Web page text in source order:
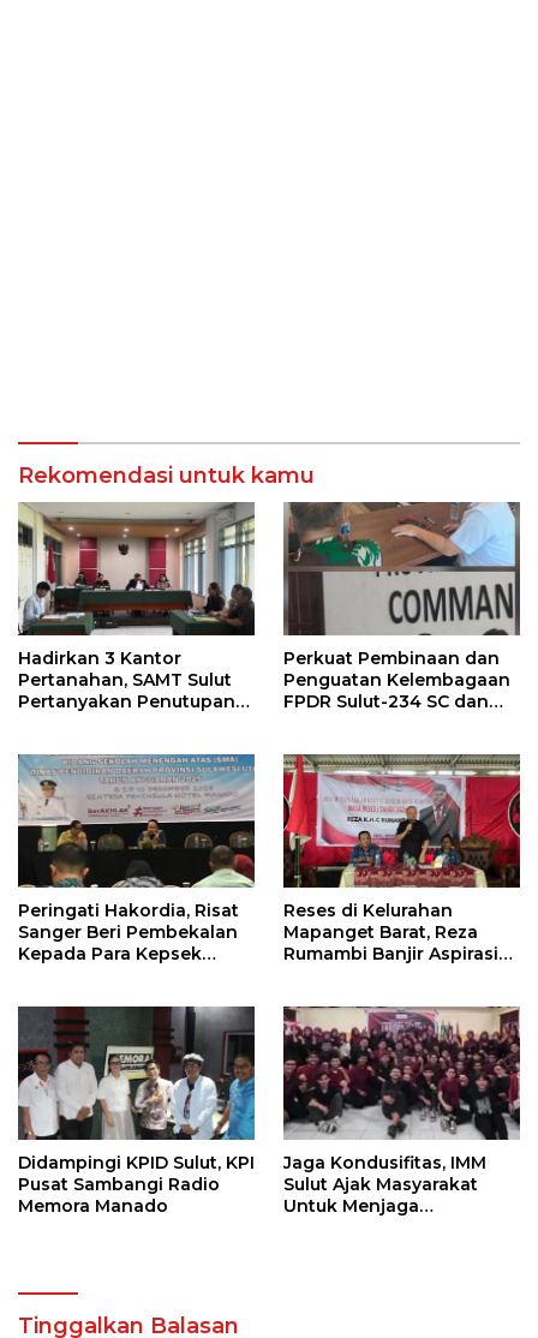
Rekomendasi untuk kamu
Hadirkan 3 Kantor
Pertanahan, SAMT Sulut
Pertanyakan Penutupan
Perkuat Pembinaan dan
Penguatan Kelembagaan
FPDR Sulut-234 SC dan
Peringati Hakordia, Risat
Sanger Beri Pembekalan
Kepada Para Kepsek
Reses di Kelurahan
Mapanget Barat, Reza
Rumambi Banjir Aspirasi
Didampingi KPID Sulut, KPI
Pusat Sambangi Radio
Memora Manado
Jaga Kondusifitas, IMM
Sulut Ajak Masyarakat
Untuk Menjaga
Tinggalkan Balasan